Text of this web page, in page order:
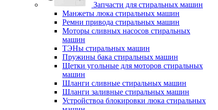
Запчасти для стиральных машин
Манжеты люка стиральных машин
Ремни привода стиральных машин
Моторы сливных насосов стиральных
машин
ТЭНы стиральных машин
Пружины бака стиральных машин
Щетки угольные для моторов стиральных
машин
Шланги сливные стиральных машин
Шланги заливные стиральных машин
Устройствоа блокировки люка стиральных